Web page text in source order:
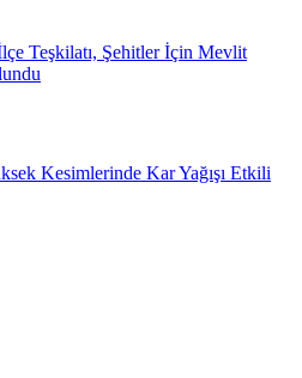
Teşkilatı, Şehitler İçin Mevlit
Kesimlerinde Kar Yağışı Etkili